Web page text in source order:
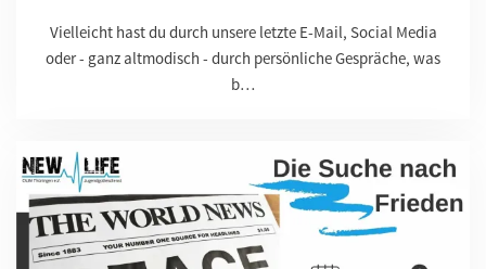
Vielleicht hast du durch unsere letzte E-Mail, Social Media
oder - ganz altmodisch - durch persönliche Gespräche, was
b…